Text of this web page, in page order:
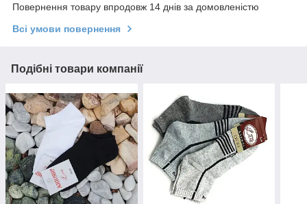
Повернення товару впродовж 14 днів за домовленістю
Всі умови повернення
Подібні товари компанії